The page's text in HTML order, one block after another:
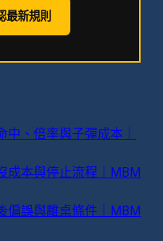
最新規則
、倍率與子彈成本｜
成本與停止流程｜MBM
偏誤與離桌條件｜MBM